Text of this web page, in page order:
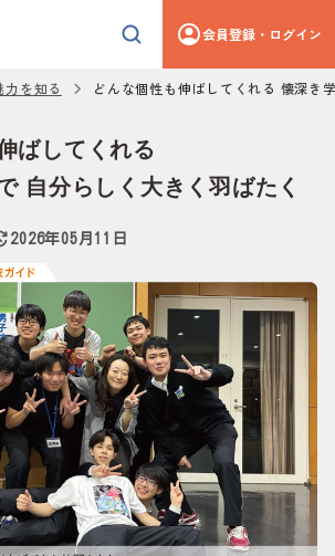
会員登録・ログイン
力を知る どんな個性も伸ばしてくれる 懐深き
ばしてくれる
自分らしく大きく羽ばたく
2026年05月11日